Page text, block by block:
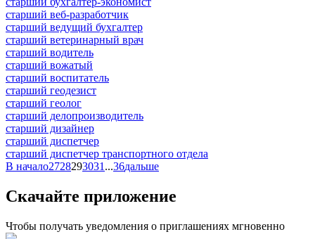
старший веб-разработчик
старший ведущий бухгалтер
старший ветеринарный врач
старший водитель
старший вожатый
старший воспитатель
старший геодезист
старший геолог
старший делопроизводитель
старший дизайнер
старший диспетчер
старший диспетчер транспортного отдела
В начало2728293031 ...36дальше
Скачайте приложение
Чтобы получать уведомления о приглашениях мгновенно